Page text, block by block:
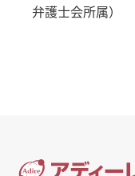
弁護士会所属）